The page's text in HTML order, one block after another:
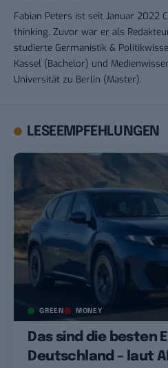
Fabian Peters ist seit Januar 2022
thinking. Zuvor war er als
studierte Germanistik &
Kassel (Bachelor) und
Universität zu Berlin (Master).
LESEEMPFEHLUNGEN
GREEN MONEY
Das sind die besten
Deutschland – laut